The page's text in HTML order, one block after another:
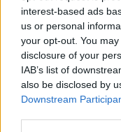
interest-based ads
us or personal
your opt-out. You
disclosure of your
IAB’s list of
also be disclosed by
Downstream
2026. június. 05. 15:15
Lakossági fórumon
részleteit.
LAKOSSÁGI
BISINGER
2026. június. 02. 15:49